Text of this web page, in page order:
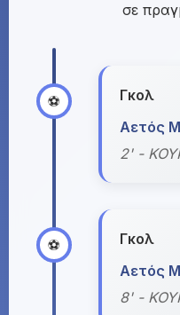
σε
⚽ Γκολ
Αετός
2' -
⚽ Γκολ
Αετός
8' -